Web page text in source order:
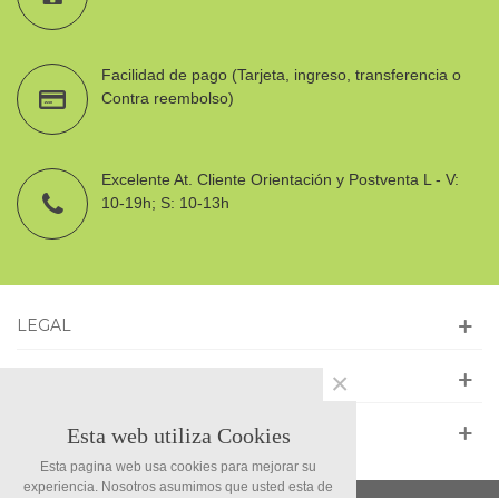
Facilidad de pago (Tarjeta, ingreso, transferencia o
Contra reembolso)
Excelente At. Cliente Orientación y Postventa L - V:
10-19h; S: 10-13h
LEGAL
SÍGUENOSEsta web utiliza Cookies
Esta pagina web usa cookies para mejorar su
experiencia. Nosotros asumimos que usted esta de
×